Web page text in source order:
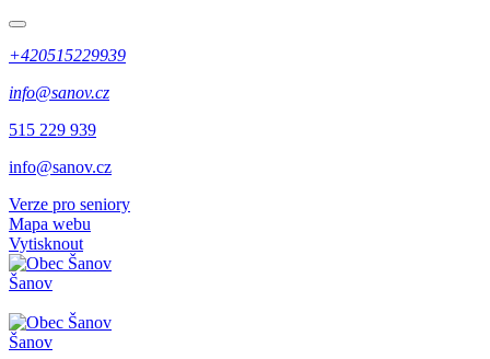
+420515229939
info@sanov.cz
515 229 939
info@sanov.cz
Verze pro seniory
Mapa webu
Vytisknout
Šanov
Šanov